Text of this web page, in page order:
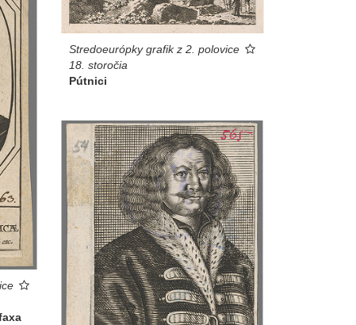
Stredoeurópky grafik z 2. polovice
18. storočia
Pútnici